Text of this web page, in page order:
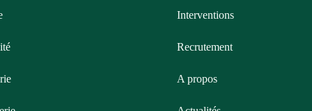
Interventions
Recrutement
A propos